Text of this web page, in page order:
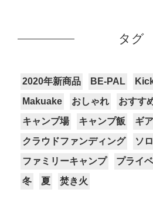
タグ
2020年新商品 BE-PAL
Makuake
おしゃれ おすす
キャンプ場
キャンプ飯
ギア
クラウドファンディング
ソ
ファミリーキャンプ
プライ
冬
夏 焚き火